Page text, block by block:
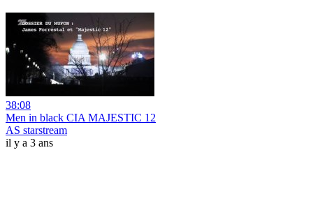
38:08
Men in black CIA MAJESTIC 12
AS starstream
il y a 3 ans